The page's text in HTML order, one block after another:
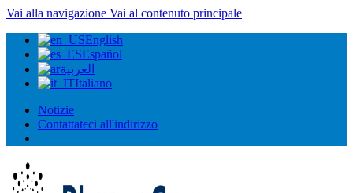
Vai alla navigazione Vai al contenuto principale
English
Español
العربية
Italiano
Notizie
Contattateci all'indirizzo